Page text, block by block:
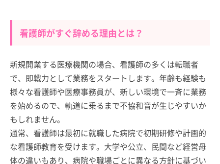
看護師がすぐ辞める理由とは？
新規開業する医療機関の場合、看護師の多くは転職者
で、即戦力として業務をスタートします。年齢も経験も
様々な看護師や医療事務員が、新しい環境で一斉に業務
を始めるので、軌道に乗るまで不協和音が生じやすいか
もしれません。
通常、看護師は最初に就職した病院で初期研修や計画的
な看護師教育を受けます。大学や公立、民間など経営母
体の違いもあり、病院や職場ごとに異なる方針に基づい